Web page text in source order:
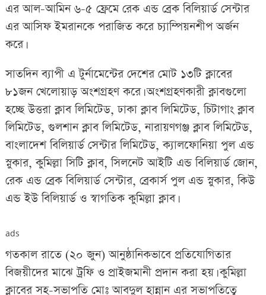
এর আল-আমিন ৬-৫ ফ্রেমে রেক এন্ড ব্রেক বিলিয়ার্ড সেন্টার
এর আসিফ ইমরানকে পরাজিত করে চ্যাম্পিয়নশীপ অর্জন
করে।
সাতদিন ব্যাপী এ টুর্নামেন্টের দেশের মোট ১৩টি ক্লাবের
৮১জন খেলোয়াড় অংশগ্রহণ করে। অংশগ্রহণকারী ক্লাবগুলো
হচ্ছে উত্তরা ক্লাব লিমিটেড, ঢাকা ক্লাব লিমিটেড, চিটাগাং ক্লাব
লিমিটেড, গুলশান ক্লাব লিমিটেড, নারায়ণগঞ্জ ক্লাব লিমিটেড,
বাংলাদেশ বিলিয়ার্ড সেন্টার লিমিটেড, ক্যালফোনিয়া পুল এন্ড
স্নুকার, কুমিল্লা সিটি ক্লাব, সিলনেট আইটি এন্ড বিলিয়ার্ড জোন,
রেক এন্ড ব্রেক বিলিয়ার্ড সেন্টার, ব্রেকার্স পুল এন্ড স্নুকার, কিউ
এন্ড ইউ বিলিয়ার্ড ও স্বাগতিক কুমিল্লা ক্লাব।
ads
গতকাল রাতে (২০ জুন) আনুষ্ঠানিকভাবে প্রতিযোগিতার
বিজয়ীদের মাঝে ট্রফি ও প্রাইজমানী প্রদান করা হয়। কুমিল্লা
ক্লাবের সহ-সভাপতি মোঃ আবদুল হান্নান এর সভাপতিত্বে